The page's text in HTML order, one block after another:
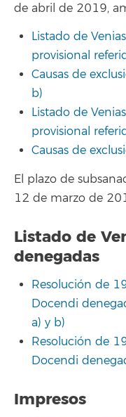
de abril de 2019,
Listado de
provisional
Causas de
b)
Listado de
provisional
Causas de
El plazo de
12 de marzo de
Listado de
denegadas
Resolución de
Docendi
a) y b)
Resolución de
Docendi
Impresos